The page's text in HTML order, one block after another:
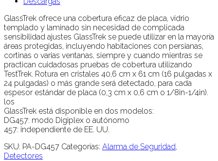
GlassTrek ofrece una cobertura eficaz de placa, vidrio
templado y laminado sin necesidad de complicada
sensibilidad ajustes GlassTrek se puede utilizar en la mayoría
áreas protegidas, incluyendo habitaciones con persianas,
cortinas o varias ventanas, siempre y cuando mientras se
practican cuidadosas pruebas de cobertura utilizando
TestTrek. Rotura en cristales 40,6 cm x 61 cm (16 pulgadas x
24 pulgadas) o más grande será detectado, para cada
espesor estándar de placa (0,3 cm x 0,6 cm o 1/8in-1/4in).
los
GlassTrek está disponible en dos modelos:
DG457: modo Digiplex o autónomo
457: independiente de EE. UU.
SKU: PA-DG457 Categorías: Alarma de Seguridad,
Detectores